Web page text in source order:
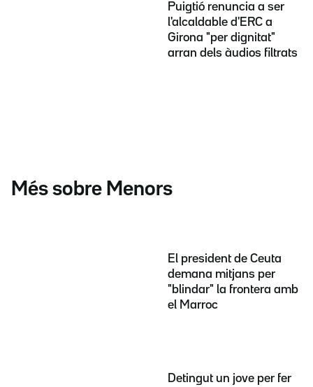
Puigtió renuncia a ser
l'alcaldable d'ERC a
Girona "per dignitat"
arran dels àudios filtrats
Més sobre Menors
El president de Ceuta
demana mitjans per
"blindar" la frontera amb
el Marroc
Detingut un jove per fer